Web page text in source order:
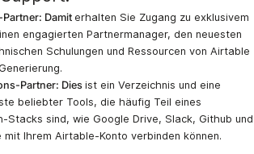
Damit erhalten Sie Zugang zu exklusivem
engagierten Partnermanager, den neuesten
Schulungen und Ressourcen von Airtable
Partner: Dies ist ein Verzeichnis und eine
beliebter Tools, die häufig Teil eines
Stacks sind, wie Google Drive, Slack, Github und
mit Ihrem Airtable-Konto verbinden können.